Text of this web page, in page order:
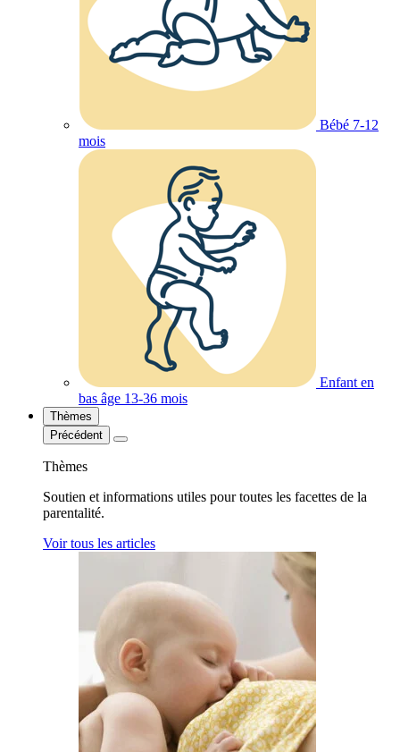
Bébé 7-12
mois
Enfant en
bas âge 13-36 mois
Thèmes
Précédent
Thèmes
Soutien et informations utiles pour toutes les facettes de la
parentalité.
Voir tous les articles